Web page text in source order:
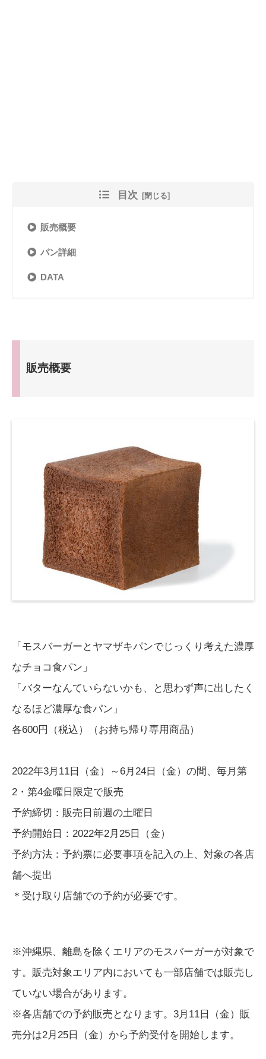
目次
販売概要
パン詳細
DATA
販売概要
「モスバーガーとヤマザキパンでじっくり考えた濃厚
なチョコ食パン」
「バターなんていらないかも、と思わず声に出したく
なるほど濃厚な食パン」
各600円（税込）（お持ち帰り専用商品）
2022年3月11日（金）～6月24日（金）の間、毎月第
2・第4金曜日限定で販売
予約締切：販売日前週の土曜日
予約開始日：2022年2月25日（金）
予約方法：予約票に必要事項を記入の上、対象の各店
舗へ提出
＊受け取り店舗での予約が必要です。
※沖縄県、離島を除くエリアのモスバーガーが対象で
す。販売対象エリア内においても一部店舗では販売し
ていない場合があります。
※各店舗での予約販売となります。3月11日（金）販
売分は2月25日（金）から予約受付を開始します。